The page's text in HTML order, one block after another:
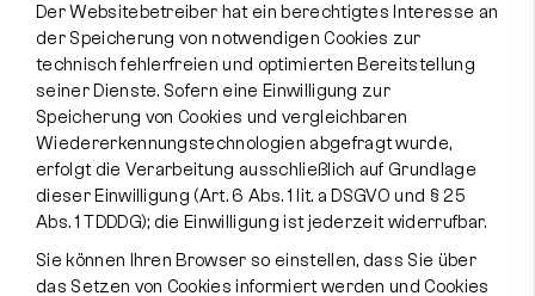
Der Websitebetreiber hat ein berechtigtes Interesse an
der Speicherung von notwendigen Cookies zur
technisch fehlerfreien und optimierten Bereitstellung
seiner Dienste. Sofern eine Einwilligung zur
Speicherung von Cookies und vergleichbaren
Wiedererkennungstechnologien abgefragt wurde,
erfolgt die Verarbeitung ausschließlich auf Grundlage
dieser Einwilligung (Art. 6 Abs. 1 lit. a DSGVO und § 25
Abs. 1 TDDDG); die Einwilligung ist jederzeit widerrufbar.
Sie können Ihren Browser so einstellen, dass Sie über
das Setzen von Cookies informiert werden und Cookies